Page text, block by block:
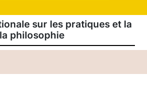
sur les pratiques et la
philosophie